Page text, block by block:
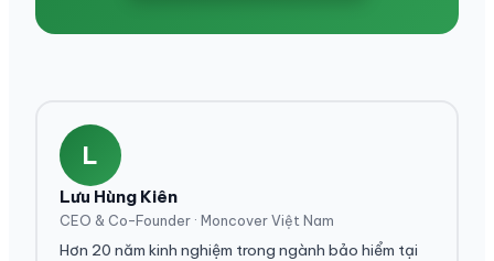
L
Lưu Hùng Kiên
CEO & Co-Founder · Moncover Việt Nam
Hơn 20 năm kinh nghiệm trong ngành bảo hiểm tại